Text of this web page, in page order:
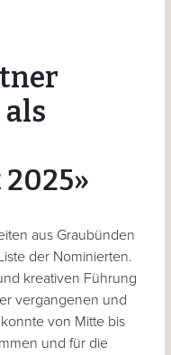
aus Graubünden
der Nominierten.
kreativen Führung
vergangenen und
von Mitte bis
und für die